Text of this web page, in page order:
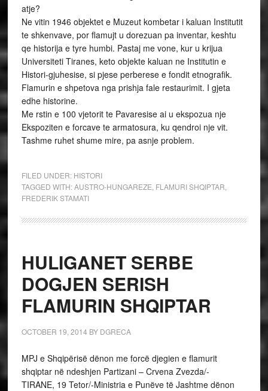
atje?
Ne vitin 1946 objektet e Muzeut kombetar i kaluan Institutit
te shkenvave, por flamujt u dorezuan pa inventar, keshtu
qe historija e tyre humbi. Pastaj me vone, kur u krijua
Universiteti Tiranes, keto objekte kaluan ne Institutin e
Histori-gjuhesise, si pjese perberese e fondit etnografik.
Flamurin e shpetova nga prishja fale restaurimit. I gjeta
edhe historine.
Me rstin e 100 vjetorit te Pavaresise ai u ekspozua nje
Ekspoziten e forcave te armatosura, ku qendroi nje vit.
Tashme ruhet shume mire, pa asnje problem.
FILED UNDER: HISTORI
TAGGED WITH:AUSTRO-HUNGAREZE FLAMURI SHQIPTAR
FREDERIK STAMATI
HULIGANET SERBE
DOGJEN SERISH
FLAMURIN SHQIPTAR
OCTOBER 19, 2014 BY DGRECA
MPJ e Shqipërisë dënon me forcë djegien e flamurit
shqiptar në ndeshjen Partizani – Crvena Zvezda/-
TIRANE, 19 Tetor/-Ministria e Punëve të Jashtme dënon